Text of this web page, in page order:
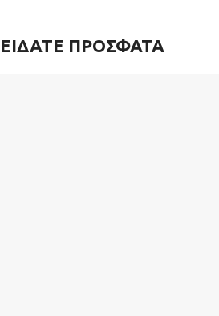
ΕΙΔΑΤΕ ΠΡΟΣΦΑΤΑ